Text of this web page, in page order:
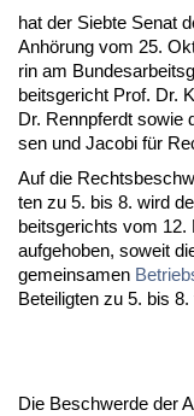
hat der Sieb­te Se­nat
Anhörung vom 25.
rin am
beits­ge­richt Prof. Dr.
Dr. Renn­pferdt so­wie
sen und Ja­co­bi für
Auf die
ten zu 5. bis 8. wird
beits­ge­richts vom 12.
auf­ge­ho­ben, so­weit
ge­mein­sa­men
Be­tei­lig­ten zu 5. bis
Die Be­schwer­de der